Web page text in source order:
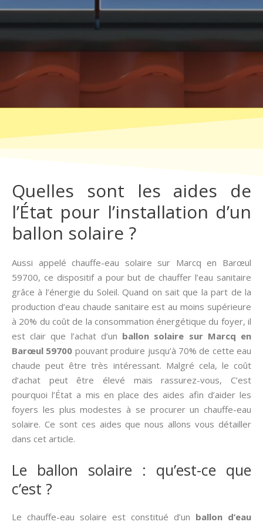
Quelles sont les aides de
l’État pour l’installation d’un
ballon solaire ?
Aussi appelé chauffe-eau solaire sur Marcq en Barœul
59700, ce dispositif a pour but de chauffer l’eau sanitaire
grâce à l’énergie du Soleil. Quand on sait que la part de la
production d’eau chaude sanitaire est au moins supérieure
à 20% du coût de la consommation énergétique du foyer, il
est clair que l’achat d’un ballon solaire sur Marcq en
Barœul 59700 pouvant produire jusqu’à 70% de cette eau
chaude peut être très intéressant. Malgré cela, le coût
d’achat peut être élevé mais rassurez-vous, C’est
pourquoi l’État a mis en place des aides afin d’aider les
foyers les plus modestes à se procurer un chauffe-eau
solaire. Ce sont ces aides que nous allons vous détailler
dans cet article.
Le ballon solaire : qu’est-ce que
c’est ?
Le chauffe-eau solaire est constitué d’un ballon d’eau